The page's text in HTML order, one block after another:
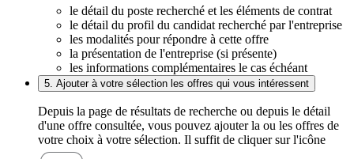
le détail du poste recherché et les éléments de contrat
le détail du profil du candidat recherché par l'entreprise
les modalités pour répondre à cette offre
la présentation de l'entreprise (si présente)
les informations complémentaires le cas échéant
5. Ajouter à votre sélection les offres qui vous intéressent
Depuis la page de résultats de recherche ou depuis le détail
d'une offre consultée, vous pouvez ajouter la ou les offres de
votre choix à votre sélection. Il suffit de cliquer sur l'icône